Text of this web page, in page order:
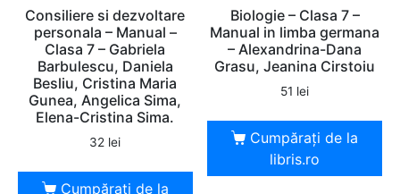
Consiliere si dezvoltare
personala – Manual –
Clasa 7 – Gabriela
Barbulescu, Daniela
Besliu, Cristina Maria
Gunea, Angelica Sima,
Elena-Cristina Sima.
32 lei
Cumpărați de la
Biologie – Clasa 7 –
Manual in limba germana
– Alexandrina-Dana
Grasu, Jeanina Cirstoiu
51 lei
Cumpărați de la
libris.ro